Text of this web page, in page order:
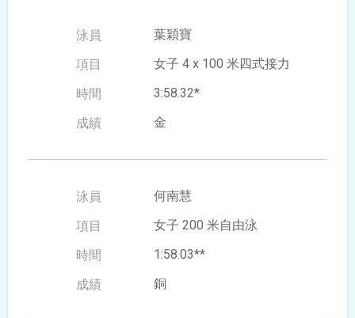
葉穎寶
女子 4 x 100 米四式接力
3:58.32*
金
何南慧
女子 200 米自由泳
1:58.03**
銅